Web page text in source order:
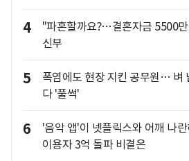
4
"파혼할까요?…결혼자금 5500만
신부
5
폭염에도 현장 지킨 공무원… 벼
다 '풀썩'
6
'음악 앱'이 넷플릭스와 어깨 나
이용자 3억 돌파 비결은